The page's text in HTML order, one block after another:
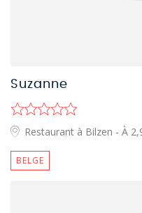
Suzanne
Restaurant à Bilzen - À
BELGE